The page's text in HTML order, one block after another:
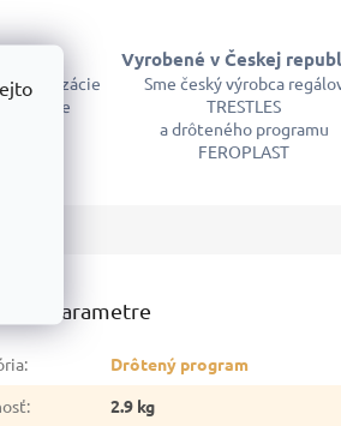
okamžite
Vyrobené v Českej
Sme český výrobca
TRESTLES
a drôteného programu
FEROPLAST
parametre
:
Drôtený program
:
2.9 kg